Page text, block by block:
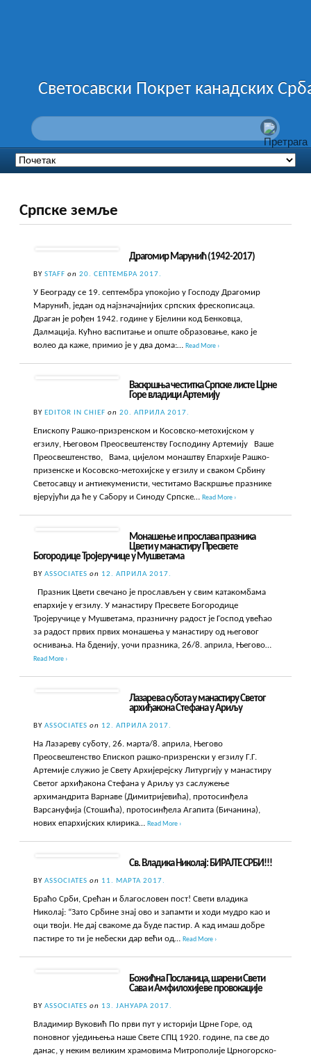
Светосавски Покрет канадских
Српске земље
Драгомир Марунић (1942-2017)
BYSTAFF on 20. СЕПТЕМБРА 2017.
У Београду се 19. септембра упокојио у Господу Драгомир
Марунић, један од најзначајнијих српских фрескописаца.
Драган је рођен 1942. године у Бјелини код Бенковца,
Далмација. Кућно васпитање и опште образовање, како је
волео да каже, примио је у два дома:…Read More ›
Васкршња честитка Српске листе Црне
Горе владици Артемију
BYEDITOR IN CHIEF on 20. АПРИЛА 2017.
Епископу Рашко-призренском и Косовско-метохијском у
егзилу, Његовом Преосвештенству Господину Артемију Ваше
Преосвештенство, Вама, цијелом монаштву Епархије Рашко-
призенске и Косовско-метохијске у егзилу и сваком Србину
Светосавцу и антиекуменисти, честитамо Васкршње празнике
вјерујући да ће у Сабору и Синоду Српске…Read More ›
Монашење и прослава празника
Цвети у манастиру Пресвете
Богородице Тројеручице у Мушветама
BYASSOCIATES on 12. АПРИЛА 2017.
Празник Цвети свечано је прослављен у свим катакомбама
епархије у егзилу. У манастиру Пресвете Богородице
Тројеручице у Мушветама, празничну радост је Господ увећао
за радост првих првих монашења у манастиру од његовог
оснивања. На бденију, уочи празника, 26/8. априла, Његово…
Read More ›
Лазарева субота у манастиру Светог
архиђакона Стефана у Ариљу
BYASSOCIATES on 12. АПРИЛА 2017.
На Лазареву суботу, 26. марта/8. априла, Његово
Преосвештенство Епископ рашко-призренски у егзилу Г.Г.
Артемије служио је Свету Архијерејску Литургију у манастиру
Светог архиђакона Стефана у Ариљу уз саслужење
архимандрита Варнаве (Димитријевића), протосинђела
Варсануфија (Стошића), протосинђела Агапита (Бичанина),
нових епархијских клирика…Read More ›
Св. Владика Николај: БИРАЈТЕ СРБИ!!!
BYASSOCIATES on 11. МАРТА 2017.
Браћо Срби, Срећан и благословен пост! Свети владика
Николај: “Зато Србине знај ово и запамти и ходи мудро као и
оци твоји. Не дај свакоме да буде пастир. А кад имаш добре
пастире то ти је небески дар већи од…Read More ›
Божићна Посланица, шарени Свети
Сава и Амфилохијеве провокације
BYASSOCIATES on 13. ЈАНУАРА 2017.
Владимир Вуковић По први пут у историји Црне Горе, од
поновног уједињења наше Свете СПЦ 1920. године, па све до
данас, у неким великим храмовима Митрополије Црногорско-